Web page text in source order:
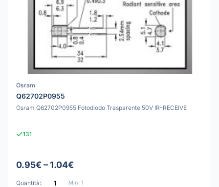
Osram
Q62702P0955
Osram Q62702P0955 Fotodiodo Trasparente 50V IR-RECEIVE
131
0.95€ – 1.04€
Quantità: Min: 1